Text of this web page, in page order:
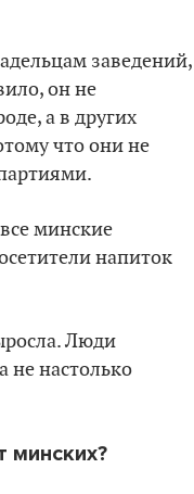
заведений,
он не
а в других
что они не
минские
напиток
Люди
не настолько
минских?